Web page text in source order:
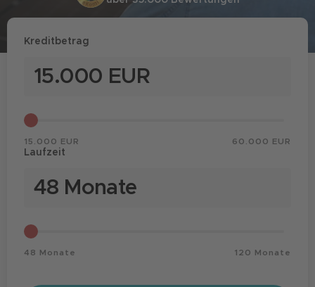
Kreditbetrag
15.000 EUR 60.000 EUR
Laufzeit
48 Monate 120 Monate